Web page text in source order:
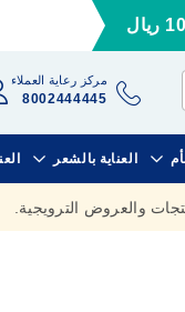
مركز رعاية العملاء
8002444445
العناية بالشعر
والعروض الترويجية.